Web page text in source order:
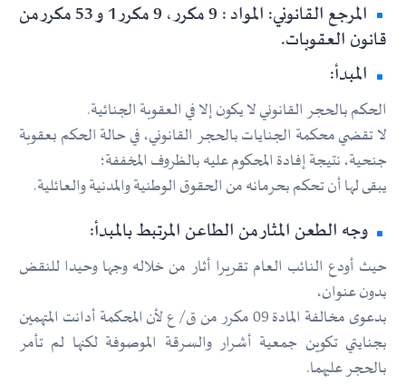
المرجع القانوني: المواد : 9 مكرر ، 9 مكرر 1 و 53 مكرر من
قانون العقوبات.
المبدأ:
الحكم بالحجر القانوني لا يكون إلا في العقوبة الجنائية.
لا تقضي محكمة الجنايات بالحجر القانوني، في حالة الحكم بعقوبة
جنحية، نتيجة إفادة المحكوم عليه بالظروف المخففة؛
يبقى لها أن تحكم بحرمانه من الحقوق الوطنية والمدنية والعائلية.
وجه الطعن المثار من الطاعن المرتبط بالمبدأ:
حيث أودع النائب العام تقريرا أثار من خلاله وجها وحيدا للنقض
بدون عنوان،
بدعوى مخالفة المادة 09 مكرر من ق/ ع لأن المحكمة أدانت المتهمين
بجنايتي تكوين جمعية أشرار والسرقة الموصوفة لكنها لم تأمر
بالحجر عليهما.